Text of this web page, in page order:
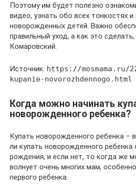
Поэтому им будет полезно
видео, узнать обо всех тонкостях и
новорожденных детей. Важно
правильный уход, а как это
Комаровский.
Источник: https://mosmama.ru/
kupanie-novorozhdennogo.html
Когда можно начинать
новорожденного ребенка?
Купать новорожденного ребенка –
ли купать новорожденного ребенка
рождения, и если нет, то когда же
волнует очень многих мам,
первого ребенка.